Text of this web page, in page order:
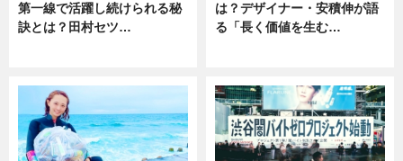
第一線で活躍し続けられる秘
訣とは？田村セツ…
は？デザイナー・安積伸が語
る「長く価値を生む…